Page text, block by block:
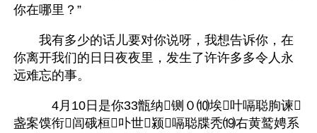
你在哪里？”
我有多少的话儿要对你说呀，我想告诉你，在
你离开我们的日日夜夜里，发生了许许多多令人永
远难忘的事。
4月10日是你33甑纳铡０⑽埃叶嗝聪朐谏
盏案馍衔闾硪桓卟世颍嗝聪牒秃⒆右黄鹫娉系